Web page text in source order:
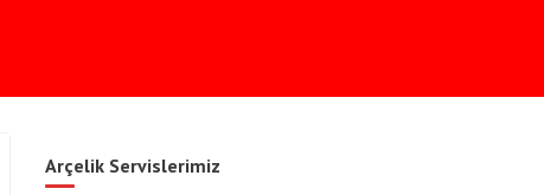
Arçelik Servislerimiz